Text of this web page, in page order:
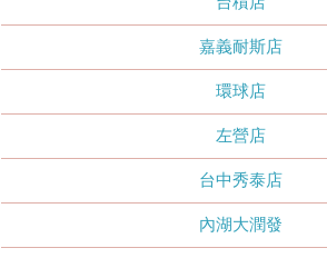
嘉義耐斯店
環球店
左營店
台中秀泰店
內湖大潤發